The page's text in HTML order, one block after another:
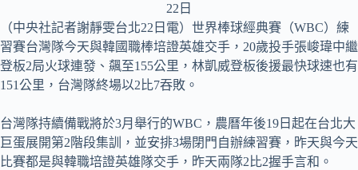
22日
（中央社記者謝靜雯台北22日電）世界棒球經典賽（WBC）練
習賽台灣隊今天與韓國職棒培證英雄交手，20歲投手張峻瑋中繼
登板2局火球連發、飆至155公里，林凱威登板後援最快球速也有
151公里，台灣隊終場以2比7吞敗。
台灣隊持續備戰將於3月舉行的WBC，農曆年後19日起在台北大
巨蛋展開第2階段集訓，並安排3場閉門自辦練習賽，昨天與今天
比賽都是與韓職培證英雄隊交手，昨天兩隊2比2握手言和。